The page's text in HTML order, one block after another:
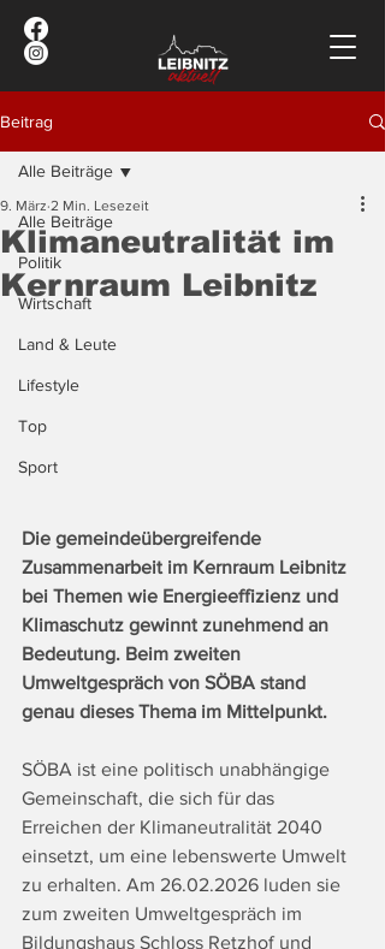
Beitrag
Alle Beiträge
Politik
Wirtschaft
Land & Leute
Lifestyle
Top
Sport
Alle Beiträge
Klimaneutralität im
Kernraum Leibnitz
9. März 2 Min. Lesezeit
Die gemeindeübergreifende
Zusammenarbeit im Kernraum Leibnitz
bei Themen wie Energieeffizienz und
Klimaschutz gewinnt zunehmend an
Bedeutung. Beim zweiten
Umweltgespräch von SÖBA stand
genau dieses Thema im Mittelpunkt.
SÖBA ist eine politisch unabhängige
Gemeinschaft, die sich für das
Erreichen der Klimaneutralität 2040
einsetzt, um eine lebenswerte Umwelt
zu erhalten. Am 26.02.2026 luden sie
zum zweiten Umweltgespräch im
Bildungshaus Schloss Retzhof und